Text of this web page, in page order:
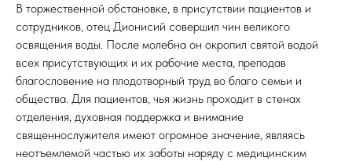
В торжественной обстановке, в присутствии пациентов и
сотрудников, отец Дионисий совершил чин великого
освящения воды. После молебна он окропил святой водой
всех присутствующих и их рабочие места, преподав
благословение на плодотворный труд во благо семьи и
общества. Для пациентов, чья жизнь проходит в стенах
отделения, духовная поддержка и внимание
священнослужителя имеют огромное значение, являясь
неотъемлемой частью их заботы наряду с медицинским